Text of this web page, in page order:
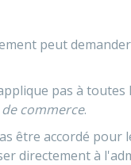
peut
pas à toutes
commerce.
être accordé pour
directement à